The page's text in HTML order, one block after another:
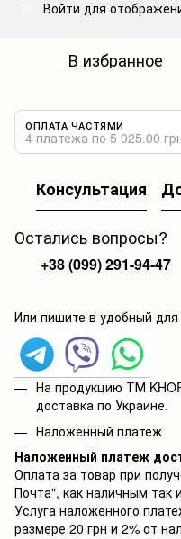
Войти для
В избранное
ОПЛАТА ЧАСТЯМИ
4 платежа по 5 025.00
Консультация
Остались вопросы?
+38 (099) 291-94-47
Или пишите в удобный
На продукцию ТМ
доставка по Украине.
Наложенный платеж
Наложенный платеж
Оплата за товар при
Почта", как наличным так
Услуга наложенного
размере 20 грн и 2% от